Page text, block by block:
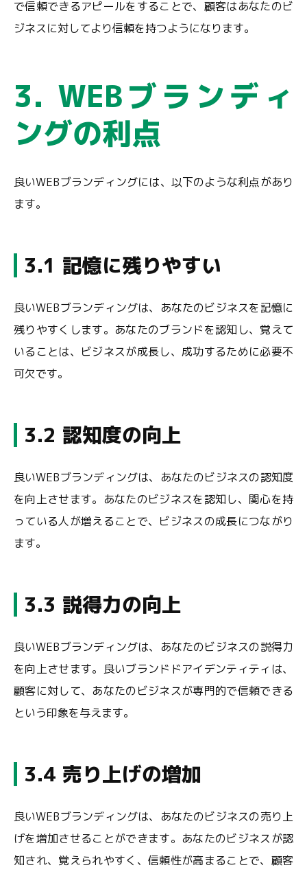
で信頼できるアピールをすることで、顧客はあなたのビ
ジネスに対してより信頼を持つようになります。
3. WEBブランディ
ングの利点
良いWEBブランディングには、以下のような利点があり
ます。
3.1 記憶に残りやすい
良いWEBブランディングは、あなたのビジネスを記憶に
残りやすくします。あなたのブランドを認知し、覚えて
いることは、ビジネスが成長し、成功するために必要不
可欠です。
3.2 認知度の向上
良いWEBブランディングは、あなたのビジネスの認知度
を向上させます。あなたのビジネスを認知し、関心を持
っている人が増えることで、ビジネスの成長につながり
ます。
3.3 説得力の向上
良いWEBブランディングは、あなたのビジネスの説得力
を向上させます。良いブランドドアイデンティティは、
顧客に対して、あなたのビジネスが専門的で信頼できる
という印象を与えます。
3.4 売り上げの増加
良いWEBブランディングは、あなたのビジネスの売り上
げを増加させることができます。あなたのビジネスが認
知され、覚えられやすく、信頼性が高まることで、顧客